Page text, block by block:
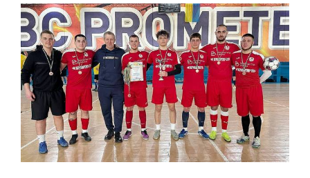
АВТО
МОТО
АВІАСПОРТ
ВЕЛОСПОРТ
СТРІЛЬБА КУЛЬОВА
СТРІЛЬБА З ЛУКА
ФЕХТУВАННЯ ІСТОРИЧНЕ
СУДНОМОДЕЛІЗМ
СИЛОВІ ВИДИ